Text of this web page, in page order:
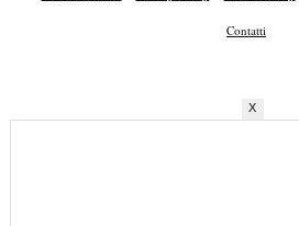
Contatti
X